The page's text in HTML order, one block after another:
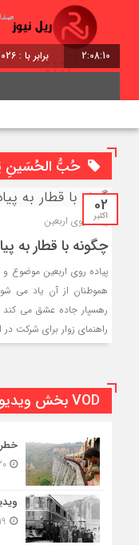
2:08:11 برابر با : Thursday - 6 August - 2026
حُبُّ الحُسَینِ
02
اکتبر
پیاده روی اربعین
چگونه با قطار به
پیاده روی اربعین موضوع
هموطنان از آن یاد می
رهسپار جاده عشق می کند
راهنمای زوار برای شرکت
VOD بخش ویدیو
30 آگوست 2024 - 17:00